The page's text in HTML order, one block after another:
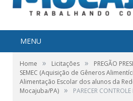
MENU
Home » Licitações »
PREGÃO
SEMEC (Aquisição de Gêneros
Alimentação Escolar dos alunos da
Mocajuba/PA) » PARECER